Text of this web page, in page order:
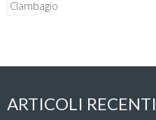
ARTICOLI RECENTI